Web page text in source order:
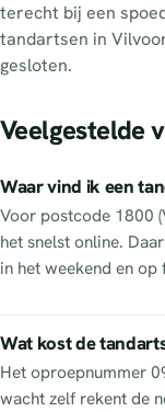
terecht bij een
tandartsen in
gesloten.
Veelgestelde
Waar vind ik een
Voor postcode 1800
het snelst online.
in het weekend en op
Wat kost de
Het oproepnummer
wacht zelf rekent de